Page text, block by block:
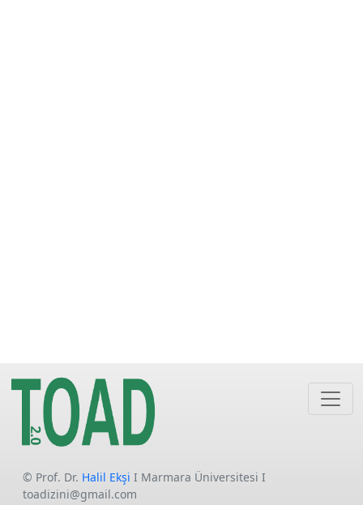
© Prof. Dr. Halil Ekşi I Marmara Üniversitesi I
toadizini@gmail.com